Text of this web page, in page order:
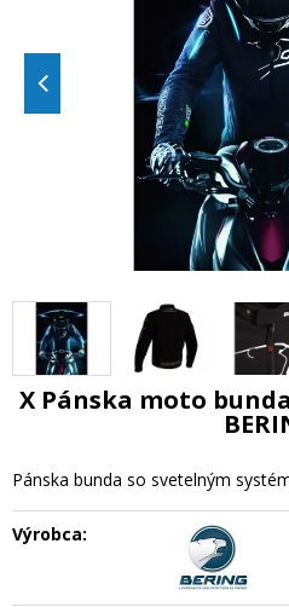
X Pánska moto
Pánska bunda so svetelným
Výrobca: